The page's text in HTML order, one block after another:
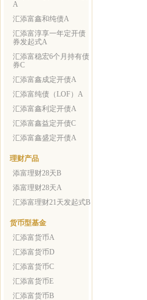
A
汇添富鑫和纯债A
汇添富淳享一年定开债
券发起式A
汇添富稳宏6个月持有债
券C
汇添富鑫成定开债A
汇添富纯债（LOF）A
汇添富鑫利定开债A
汇添富鑫益定开债C
汇添富鑫盛定开债A
理财产品
添富理财28天B
添富理财28天A
汇添富理财21天发起式B
货币型基金
汇添富货币A
汇添富货币D
汇添富货币C
汇添富货币E
汇添富货币B